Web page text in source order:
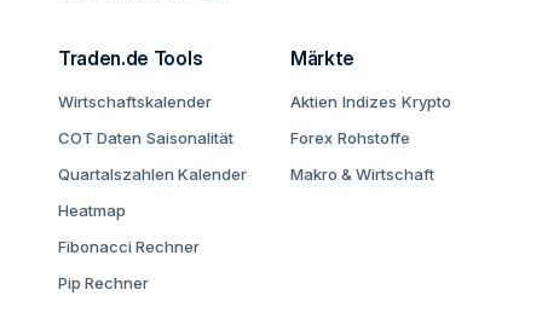
Traden.de Tools
Wirtschaftskalender
COT Daten Saisonalität
Quartalszahlen Kalender
Heatmap
Fibonacci Rechner
Pip Rechner
Märkte
Aktien Indizes Krypto
Forex Rohstoffe
Makro & Wirtschaft